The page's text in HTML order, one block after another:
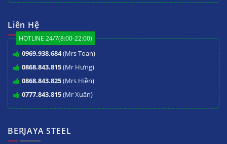
Liên Hệ
HOTLINE 24/7(8:00-22:00)
0969.938.684(Mrs Toan)
0868.843.815(Mr Hưng)
0868.843.825(Mrs Hiền)
0777.843.815(Mr Xuân)
BERJAYA STEEL